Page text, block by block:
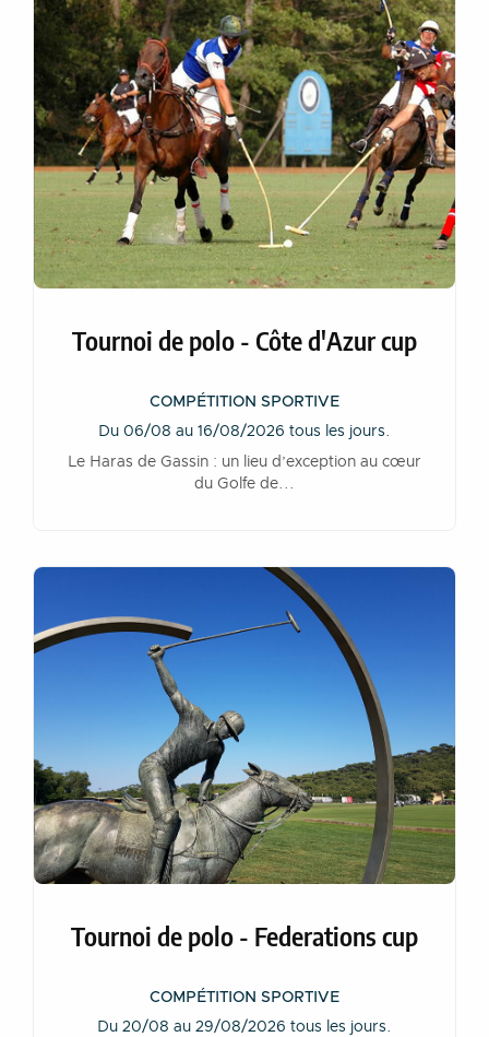
Tournoi de polo - Côte d'Azur cup
COMPÉTITION SPORTIVE
Du 06/08 au 16/08/2026 tous les jours.
Le Haras de Gassin : un lieu d’exception au cœur
du Golfe de...
Tournoi de polo - Federations cup
COMPÉTITION SPORTIVE
Du 20/08 au 29/08/2026 tous les jours.